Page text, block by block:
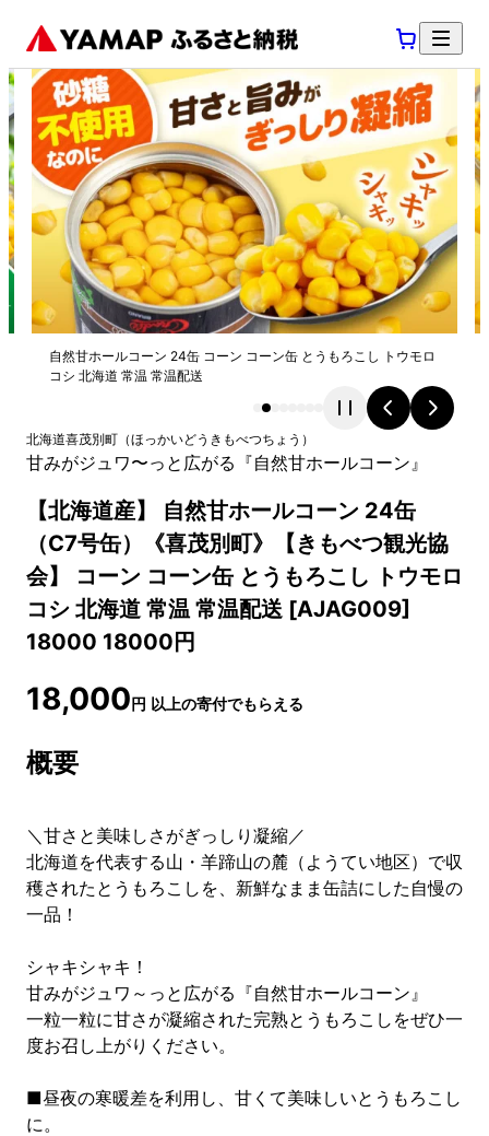
自然甘ホールコーン 24缶 コーン コーン缶 とうもろこし トウモロ
コシ 北海道 常温 常温配送
北海道喜茂別町 （ほっかいどう きもべつちょう ）
甘みがジュワ〜っと広がる『自然甘ホールコーン』
【北海道産】 自然甘ホールコーン 24缶
（C7号缶）《喜茂別町》【きもべつ観光協
会】 コーン コーン缶 とうもろこし トウモロ
コシ 北海道 常温 常温配送 [AJAG009]
18000 18000円
18,000円 以上の寄付でもらえる
概要
＼甘さと美味しさがぎっしり凝縮／
北海道を代表する山・羊蹄山の麓（ようてい地区）で収
穫されたとうもろこしを、新鮮なまま缶詰にした自慢の
一品！
シャキシャキ！
甘みがジュワ～っと広がる『自然甘ホールコーン』
一粒一粒に甘さが凝縮された完熟とうもろこしをぜひ一
度お召し上がりください。
■昼夜の寒暖差を利用し、甘くて美味しいとうもろこし
に。